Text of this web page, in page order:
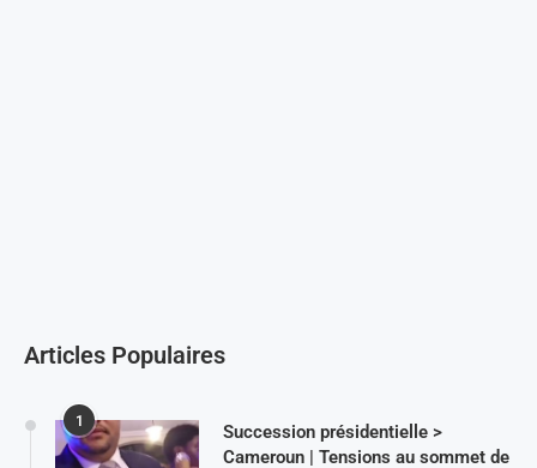
Articles Populaires
1
Succession présidentielle >
Cameroun | Tensions au sommet de